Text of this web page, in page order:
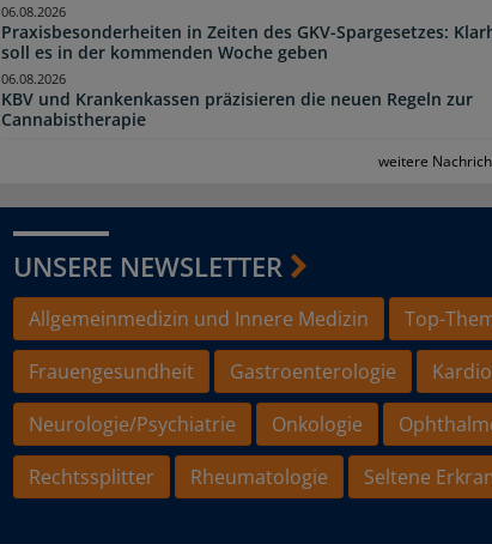
Praxisbesonderheiten in Zeiten des GKV-Spargesetzes:
soll es in der kommenden Woche geben
06.08.2026
KBV und Krankenkassen präzisieren die neuen Regeln zur
Cannabistherapie
06.08.2026
weitere
UNSERE NEWSLETTER
Allgemeinmedizin und Innere Medizin Top-
Frauengesundheit
Gastroenterologie
Neurologie/Psychiatrie
Onkologie
Rechtssplitter
Rheumatologie Seltene